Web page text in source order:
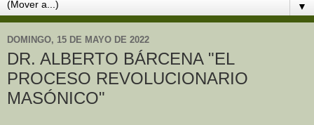
▼
DOMINGO, 15 DE MAYO DE 2022
DR. ALBERTO BÁRCENA "EL
PROCESO REVOLUCIONARIO
MASÓNICO"